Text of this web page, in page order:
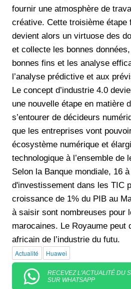
fournir une atmosphère de
créative. Cette troisième étape
devient alors un virtuose des
et collecte les bonnes
bonnes fins et les analyse
l’analyse prédictive et aux
Le concept d’industrie 4.0
une nouvelle étape en matière
s’entourer de décideurs
que les entreprises vont
écosystème numérique et
technologique à l’ensemble de
Selon la Banque mondiale, 16
d'investissement dans les TIC
croissance de 1% du PIB au
à saisir sont nombreuses pour
marocaines. Le Royaume peut
africain de l’industrie du futu.
Actualité Huawei
RECEVEZ L'ACTUALITÉ DU
SUR WHATSAPP